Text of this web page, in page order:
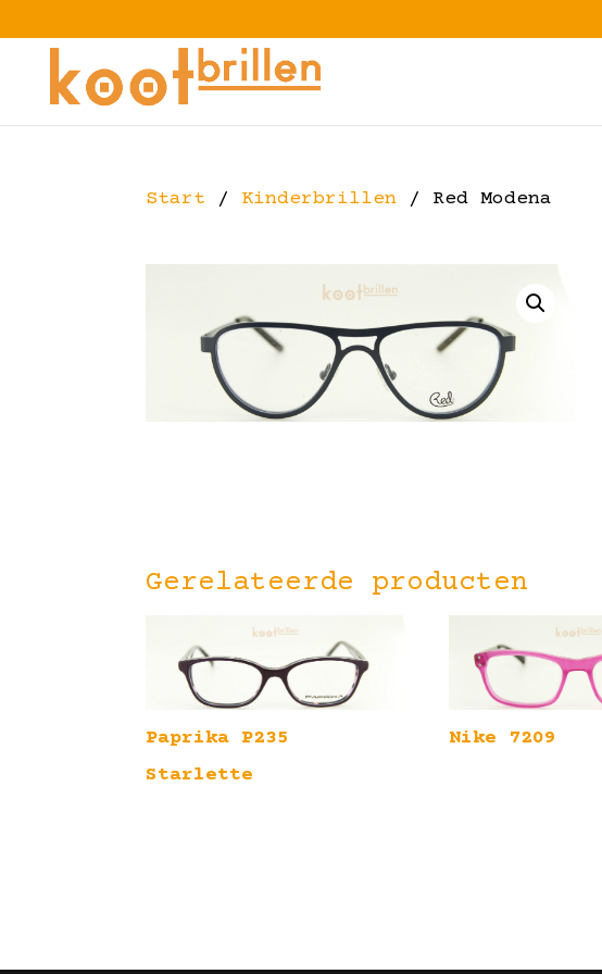
Start / Kinderbrillen / Red Modena
Gerelateerde producten
Paprika P235
Starlette
Nike 7209